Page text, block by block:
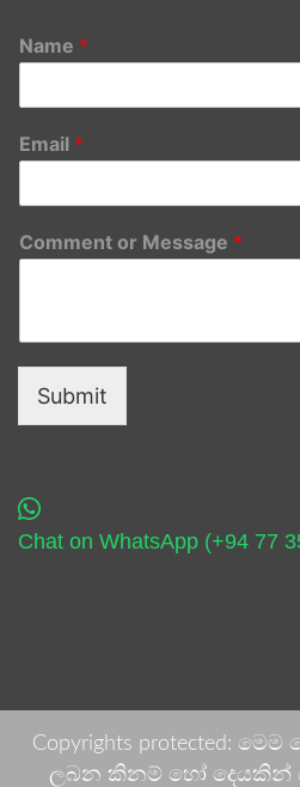
Name *
Email *
Comment or Message *
Submit
Chat on WhatsApp (+94 77
Copyrights protected:
ලබන කිනම් හෝ දෙයකින්